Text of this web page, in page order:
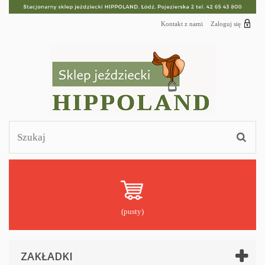
Zaloguj się
Kontakt z nami
(pusty)
ZAKŁADKI